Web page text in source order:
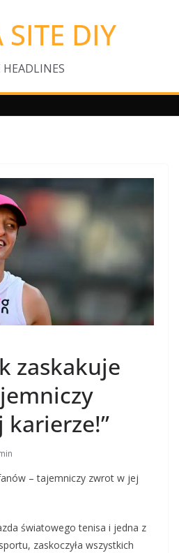
SITE DIY
zaskakuje
– tajemniczy zwrot w jej
światowego tenisa i jedna z
zaskoczyła wszystkich